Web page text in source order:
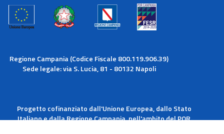
Regione Campania (Codice Fiscale 800.119.906.39)
Sede legale: via S. Lucia, 81 - 80132 Napoli
Progetto cofinanziato dall'Unione Europea, dallo Stato
Italiano e dalla Regione Campania, nell'ambito del POR